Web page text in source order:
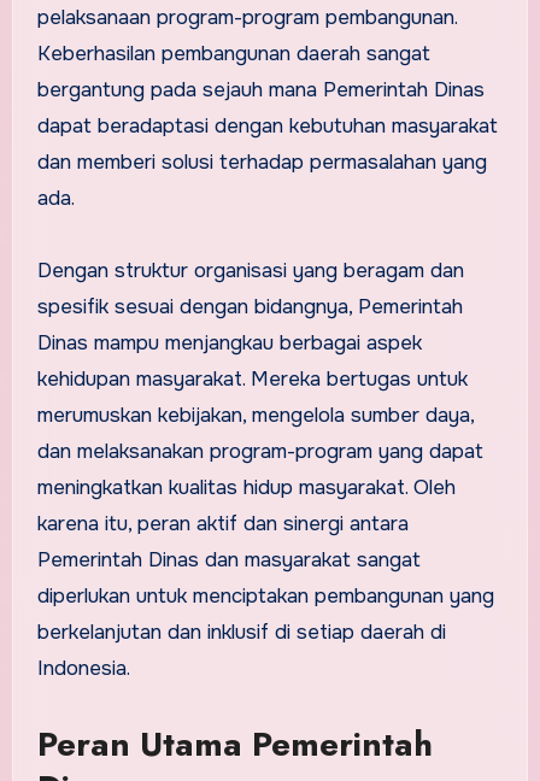
pelaksanaan program-program pembangunan.
Keberhasilan pembangunan daerah sangat
bergantung pada sejauh mana Pemerintah Dinas
dapat beradaptasi dengan kebutuhan masyarakat
dan memberi solusi terhadap permasalahan yang
ada.
Dengan struktur organisasi yang beragam dan
spesifik sesuai dengan bidangnya, Pemerintah
Dinas mampu menjangkau berbagai aspek
kehidupan masyarakat. Mereka bertugas untuk
merumuskan kebijakan, mengelola sumber daya,
dan melaksanakan program-program yang dapat
meningkatkan kualitas hidup masyarakat. Oleh
karena itu, peran aktif dan sinergi antara
Pemerintah Dinas dan masyarakat sangat
diperlukan untuk menciptakan pembangunan yang
berkelanjutan dan inklusif di setiap daerah di
Indonesia.
Peran Utama Pemerintah